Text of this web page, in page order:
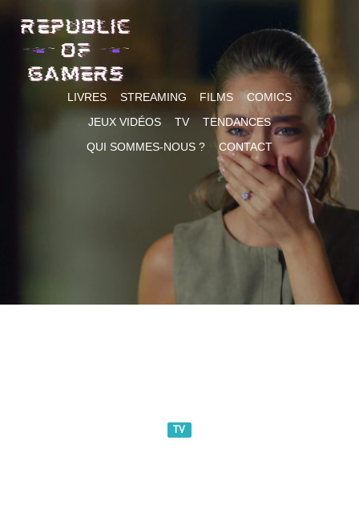
content
LIVRES STREAMING FILMS
COMICS
JEUX VIDÉOS
TV
TENDANCES
QUI SOMMES-NOUS ?
CONTACT
TV